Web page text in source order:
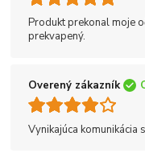
Produkt prekonal moje
prekvapený.
Overený zákazník
Vynikajúca